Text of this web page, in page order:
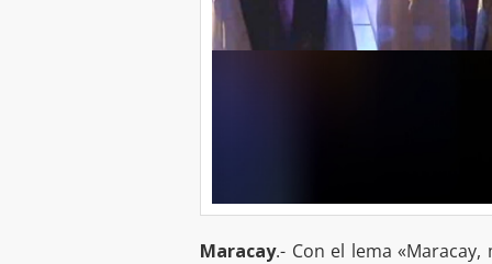
Maracay.- Con el lema